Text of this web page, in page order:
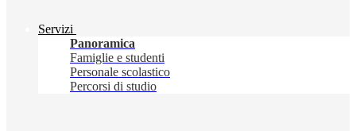
Servizi
Panoramica
Famiglie e studenti
Personale scolastico
Percorsi di studio